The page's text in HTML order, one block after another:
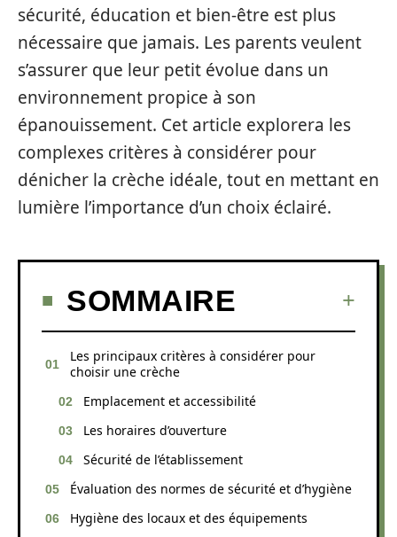
sécurité, éducation et bien-être est plus
nécessaire que jamais. Les parents veulent
s’assurer que leur petit évolue dans un
environnement propice à son
épanouissement. Cet article explorera les
complexes critères à considérer pour
dénicher la crèche idéale, tout en mettant en
lumière l’importance d’un choix éclairé.
SOMMAIRE
Les principaux critères à considérer pour
choisir une crèche
Emplacement et accessibilité
Les horaires d’ouverture
Sécurité de l’établissement
Évaluation des normes de sécurité et d’hygiène
Hygiène des locaux et des équipements